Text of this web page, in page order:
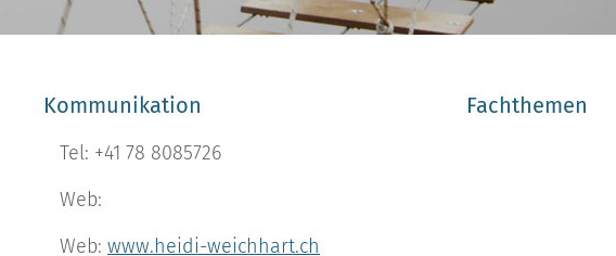
Kommunikation
Tel: +41 78 8085726
Web:
Web: www.heidi-weichhart.ch
Fachthemen